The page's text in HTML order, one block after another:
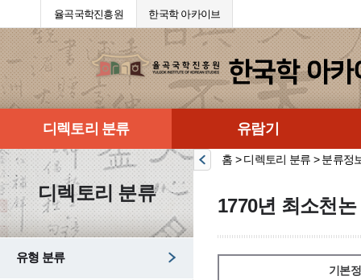
율곡국학진흥원 한국학 아카이브
디렉토리 분류 유람기
디렉토리 분류
유형 분류
홈 > 디렉토리 분류 > 분류정
1770년 최소천
기본